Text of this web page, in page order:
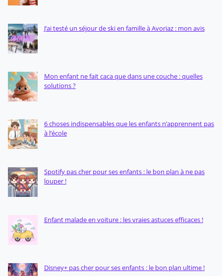
J’ai testé un séjour de ski en famille à Avoriaz : mon avis
Mon enfant ne fait caca que dans une couche : quelles
solutions ?
6 choses indispensables que les enfants n’apprennent pas
à l’école
Spotify pas cher pour ses enfants : le bon plan à ne pas
louper !
Enfant malade en voiture : les vraies astuces efficaces !
Disney+ pas cher pour ses enfants : le bon plan ultime !